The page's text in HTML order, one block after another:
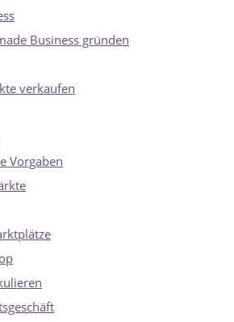
Business gründen
verkaufen
Vorgaben